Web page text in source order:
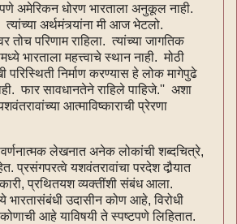
अमेरिकन धोरण भारताला अनुकूल नाही.
अर्थमंत्र्यांना मी आज भेटलो.
तोच परिणाम राहिला. त्यांच्या जागतिक
भारताला महत्त्वाचे स्थान नाही. मोठी
परिस्थिती निर्माण करण्यास हे लोक मागेपुढे
फार सावधानतेने राहिले पाहिजे.'' अशा
आत्माविष्काराची प्रेरणा
लेखनात अनेक लोकांची शब्दचित्रे,
प्रसंगपरत्वे यशवंतरावांचा परदेश दौर्‍यात
प्रथितयश व्यक्तींशी संबंध आला.
भारतासंबंधी उदासीन कोण आहे, विरोधी
आहे याविषयी ते स्पष्टपणे लिहितात.